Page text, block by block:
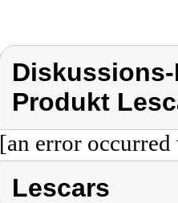
Produkt
[an error
Lescars